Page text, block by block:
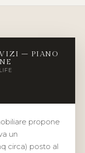
– PIANO
propone
un
circa) posto al